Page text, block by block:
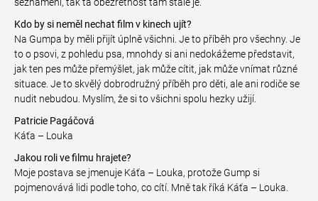
Kdo by si neměl nechat film v kinech ujít?
Na Gumpa by měli přijít úplně všichni. Je to příběh pro všechny. Je
to o psovi, z pohledu psa, mnohdy si ani nedokážeme představit,
jak ten pes může přemýšlet, jak může cítit, jak může vnímat různé
situace. Je to skvělý dobrodružný příběh pro děti, ale ani rodiče se
nudit nebudou. Myslím, že si to všichni spolu hezky užijí.
Patricie Pagáčová
Káťa – Louka
Jakou roli ve filmu hrajete?
Moje postava se jmenuje Káťa – Louka, protože Gump si
pojmenovává lidi podle toho, co cítí. Mně tak říká Káťa – Louka.